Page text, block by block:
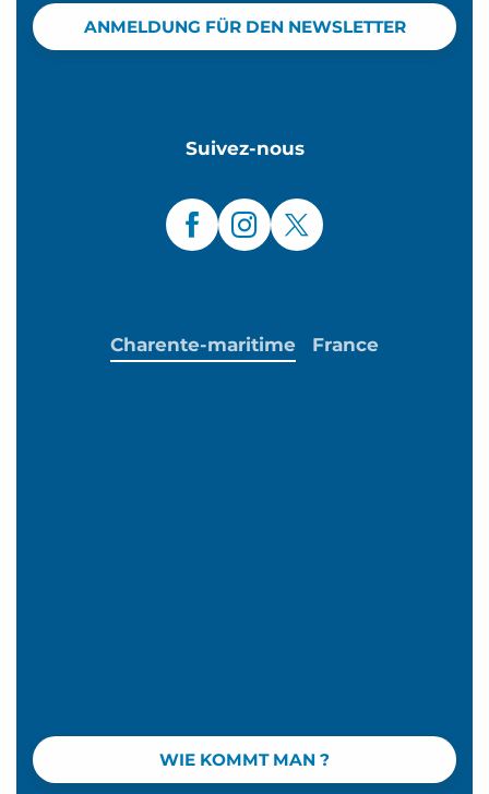
ANMELDUNG FÜR DEN NEWSLETTER
Suivez-nous
WIE KOMMT MAN ?
Charente-maritime France